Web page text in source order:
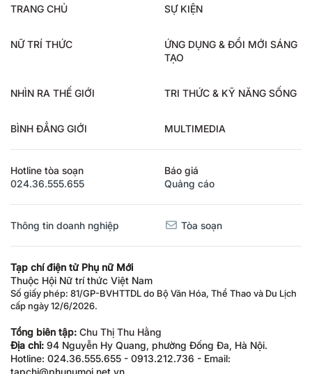
TRANG CHỦ SỰ KIỆN
NỮ TRÍ THỨC
ỨNG DỤNG & ĐỔI MỚI SÁNG
TẠO
NHÌN RA THẾ GIỚI TRI THỨC & KỸ NĂNG SỐNG
BÌNH ĐẲNG GIỚI MULTIMEDIA
Hotline tòa soạn
024.36.555.655
Báo giá
Quảng cáo
Thông tin doanh nghiệp Tòa soạn
Tạp chí điện tử Phụ nữ Mới
Thuộc Hội Nữ trí thức Việt Nam
Số giấy phép: 81/GP-BVHTTDL do Bộ Văn Hóa, Thể Thao và Du Lịch
cấp ngày 12/6/2026.
Tổng biên tập: Chu Thị Thu Hằng
Địa chỉ: 94 Nguyễn Hy Quang, phường Đống Đa, Hà Nội.
Hotline: 024.36.555.655 - 0913.212.736 - Email:
tapchi@phunumoi.net.vn